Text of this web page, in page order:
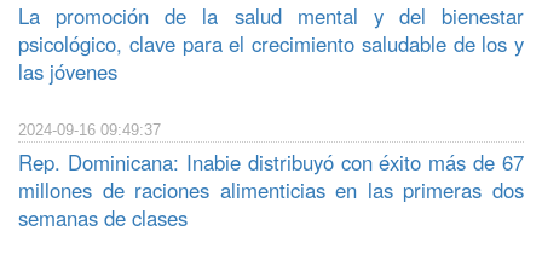
La promoción de la salud mental y del bienestar
psicológico, clave para el crecimiento saludable de los y
las jóvenes
2024-09-16 09:49:37
Rep. Dominicana: Inabie distribuyó con éxito más de 67
millones de raciones alimenticias en las primeras dos
semanas de clases